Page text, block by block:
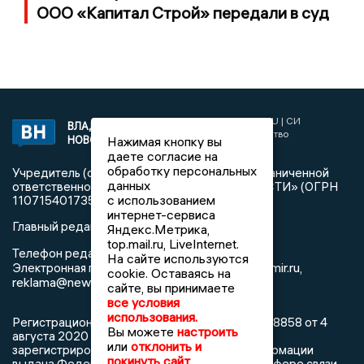
ООО «Капитал Строй» передали в суд
ВЛАДИМИРСКИЕ
НОВОСТИ
2017 © NEWSVLADIMIR.RU | СИ
«Информационное агентство
Владимирские новости»
Учредитель (соучредители): Общество с ограниченной
ответственностью «РЕГИОНАЛЬНЫЕ НОВОСТИ» (ОГРН
1107154017354)
Главный редактор: Мазов С. А.
Телефон редакции:8 (4922) 666916
Электронная почта редакции:info@newsvladimir.ru,
reklama@newsvladimir.ru
Регистрационный номер: серия Эл № ФС77-78858 от 4
августа 2020 г. согласно выписке из реестра
зарегистрированных средств массовой информации
Нажимая кнопку вы
даете согласие на
обработку персональных
данных
с использованием
интернет-сервиса
Яндекс.Метрика,
top.mail.ru, LiveInternet.
На сайте используются
cookie. Оставаясь на
сайте, вы принимаете
все условия
использования.
Вы можете настроить
или отклонить и
покинуть сайт